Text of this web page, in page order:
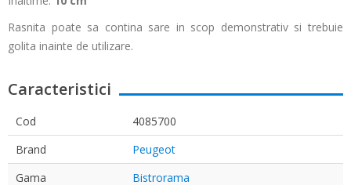
Rasnita poate sa contina sare in scop demonstrativ si trebuie
golita inainte de utilizare.
Caracteristici
Cod
4085700
Brand
Peugeot
Gama
Bistrorama